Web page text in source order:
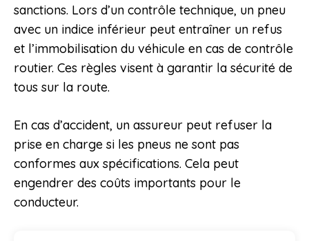
sanctions. Lors d’un contrôle technique, un pneu
avec un indice inférieur peut entraîner un refus
et l’immobilisation du véhicule en cas de contrôle
routier. Ces règles visent à garantir la sécurité de
tous sur la route.
En cas d’accident, un assureur peut refuser la
prise en charge si les pneus ne sont pas
conformes aux spécifications. Cela peut
engendrer des coûts importants pour le
conducteur.